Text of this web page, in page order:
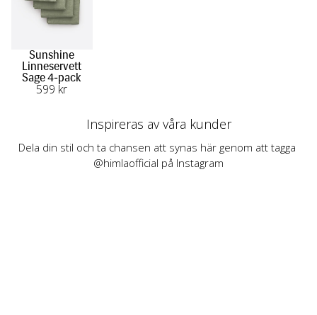
Sunshine
Linneservett
Sage 4-pack
599 kr
Inspireras av våra kunder
Dela din stil och ta chansen att synas här genom att tagga
@himlaofficial på Instagram